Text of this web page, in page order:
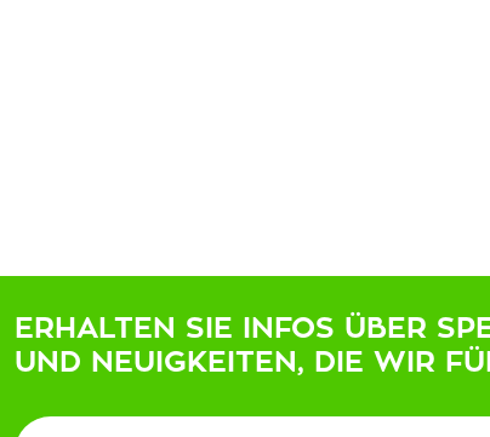
ERHALTEN SIE INFOS ÜBER
UND NEUIGKEITEN, DIE WIR